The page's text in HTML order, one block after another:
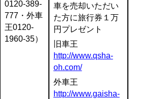
0120-389-
777・外車
王0120-
1960-35）
車を売却いただい
た方に旅行券１万
円プレゼント
旧車王
http://www.qsha-
oh.com/
外車王
http://www.gaisha-